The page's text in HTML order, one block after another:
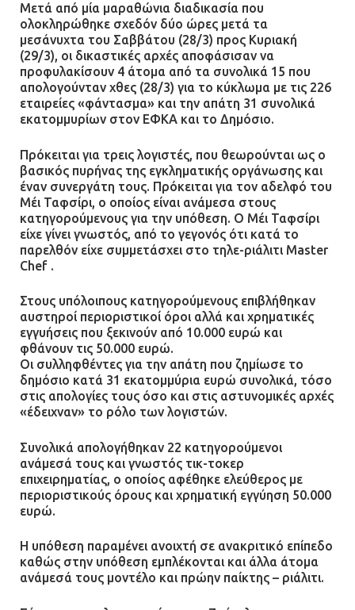
πρωινή διακοπή ρεύματος στη
Μάνδρα
09.07.2026 | 11:12
Φωτιά σε επιχείρηση στον
Ασπρόπυργο – Ήχησε το 112
Δίωξη για απόπειρα
ανθρωποκτονίας στους δύο
αστυνομικούς
Ομαδικός βιασμός 19χρονης στο
Α.Τ. Ομονοίας: Ο Εισαγγελέας
πρότεινε την αθώωση των
αστυνομικών
08.07.2026 | 16:24
τους μισθούς του 2025 στο Θριάσιο
για μηχάνημα καρδιολογικών
επεμβάσεων
08.07.2026 | 15:02
ΔΗΜΟΣ ΜΑΝΔΡΑΣ ΕΙΔΥΛΛΙΑΣ: Δύο
νέα πολυδύναμα οχήματα 4×4
ενισχύουν την Πολιτική Προστασία
Μετά από μία μαραθώνια διαδικασία που
ολοκληρώθηκε σχεδόν δύο ώρες μετά τα
μεσάνυχτα του Σαββάτου (28/3) προς Κυριακή
(29/3), οι δικαστικές αρχές αποφάσισαν να
προφυλακίσουν 4 άτομα από τα συνολικά 15 που
απολογούνταν χθες (28/3) για το κύκλωμα με τις 226
εταιρείες «φάντασμα» και την απάτη 31 συνολικά
εκατομμυρίων στον ΕΦΚΑ και το Δημόσιο.
Πρόκειται για τρεις λογιστές, που θεωρούνται ως ο
βασικός πυρήνας της εγκληματικής οργάνωσης και
έναν συνεργάτη τους. Πρόκειται για τον αδελφό του
Μέι Ταφσίρι, ο οποίος είναι ανάμεσα στους
κατηγορούμενους για την υπόθεση. Ο Μέι Ταφσίρι
είχε γίνει γνωστός, από το γεγονός ότι κατά το
παρελθόν είχε συμμετάσχει στο τηλε-ριάλιτι Master
Chef .
Στους υπόλοιπους κατηγορούμενους επιβλήθηκαν
αυστηροί περιοριστικοί όροι αλλά και χρηματικές
εγγυήσεις που ξεκινούν από 10.000 ευρώ και
φθάνουν τις 50.000 ευρώ.
Οι συλληφθέντες για την απάτη που ζημίωσε το
δημόσιο κατά 31 εκατομμύρια ευρώ συνολικά, τόσο
στις απολογίες τους όσο και στις αστυνομικές αρχές
«έδειχναν» το ρόλο των λογιστών.
Συνολικά απολογήθηκαν 22 κατηγορούμενοι
ανάμεσά τους και γνωστός τικ-τοκερ
επιχειρηματίας, ο οποίος αφέθηκε ελεύθερος με
περιοριστικούς όρους και χρηματική εγγύηση 50.000
ευρώ.
Η υπόθεση παραμένει ανοιχτή σε ανακριτικό επίπεδο
καθώς στην υπόθεση εμπλέκονται και άλλα άτομα
ανάμεσά τους μοντέλο και πρώην παίκτης – ριάλιτι.